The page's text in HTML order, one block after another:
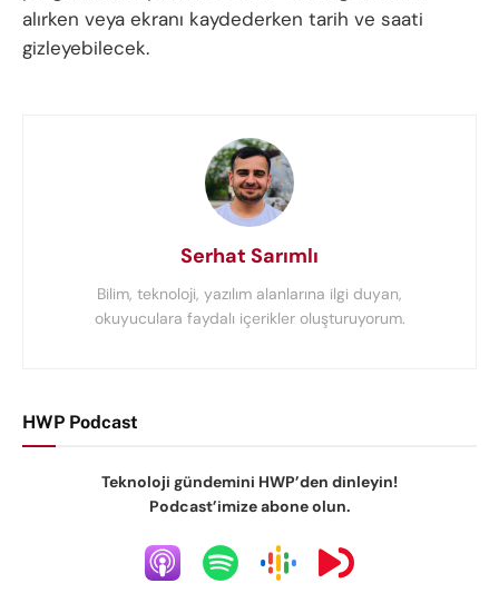
alırken veya ekranı kaydederken tarih ve saati
gizleyebilecek.
Serhat Sarımlı
Bilim, teknoloji, yazılım alanlarına ilgi duyan,
okuyuculara faydalı içerikler oluşturuyorum.
HWP Podcast
Teknoloji gündemini HWP’den dinleyin!
Podcast’imize abone olun.